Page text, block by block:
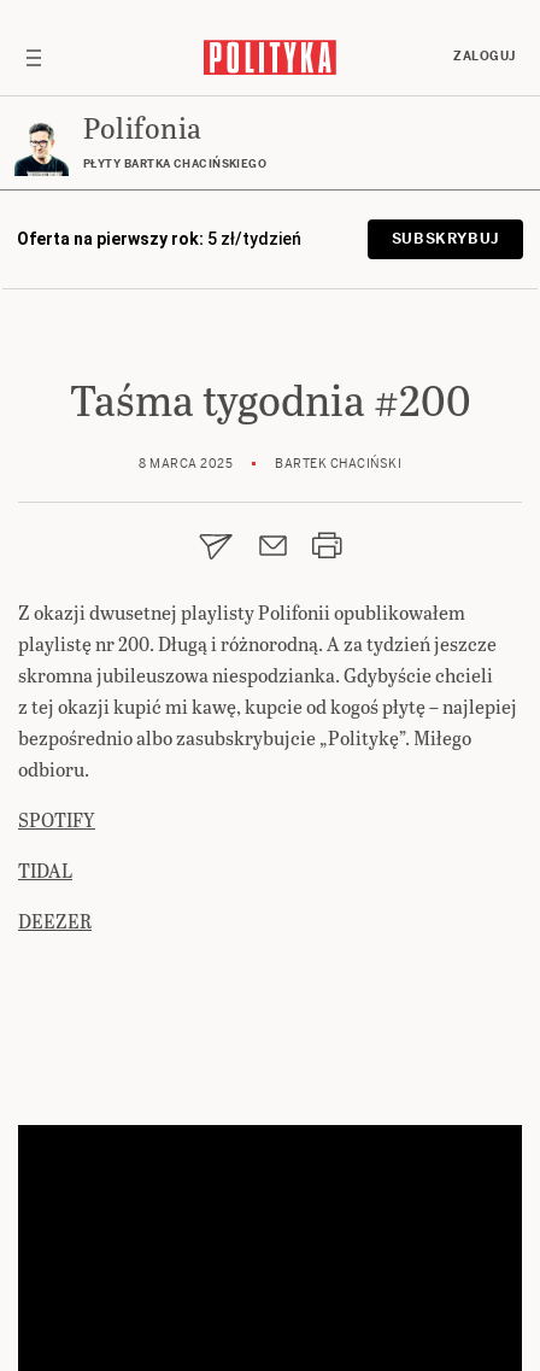
ZALOGUJ
Polifonia
PŁYTY BARTKA CHACIŃSKIEGO
Oferta na pierwszy rok: 5 zł/tydzień SUBSKRYBUJ
Taśma tygodnia #200
8 MARCA 2025 BARTEK CHACIŃSKI
Z okazji dwusetnej playlisty Polifonii opublikowałem
playlistę nr 200. Długą i różnorodną. A za tydzień jeszcze
skromna jubileuszowa niespodzianka. Gdybyście chcieli
z tej okazji kupić mi kawę, kupcie od kogoś płytę – najlepiej
bezpośrednio albo zasubskrybujcie „Politykę”. Miłego
odbioru.
SPOTIFY
TIDAL
DEEZER